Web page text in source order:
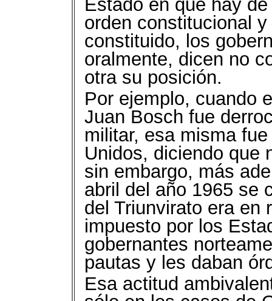
Estado en que hay
orden constitucional
constituido, los
oralmente, dicen no
otra su posición.
Por ejemplo, cuando
Juan Bosch fue
militar, esa misma
Unidos, diciendo que
sin embargo, más
abril del año 1965 se
del Triunvirato era en
impuesto por los
gobernantes
pautas y les daban
Esa actitud